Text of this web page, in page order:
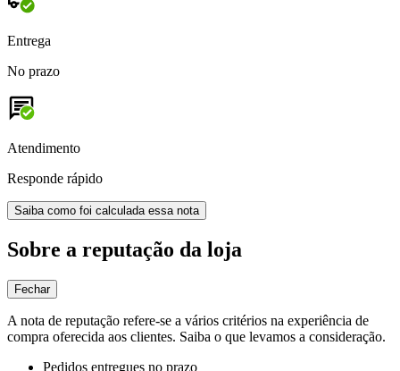
Entrega
No prazo
Atendimento
Responde rápido
Saiba como foi calculada essa nota
Sobre a reputação da loja
Fechar
A nota de reputação refere-se a vários critérios na experiência de
compra oferecida aos clientes. Saiba o que levamos a consideração.
Pedidos entregues no prazo